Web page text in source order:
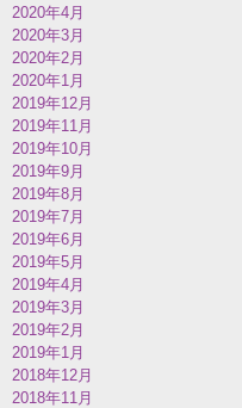
2020年4月
2020年3月
2020年2月
2020年1月
2019年12月
2019年11月
2019年10月
2019年9月
2019年8月
2019年7月
2019年6月
2019年5月
2019年4月
2019年3月
2019年2月
2019年1月
2018年12月
2018年11月